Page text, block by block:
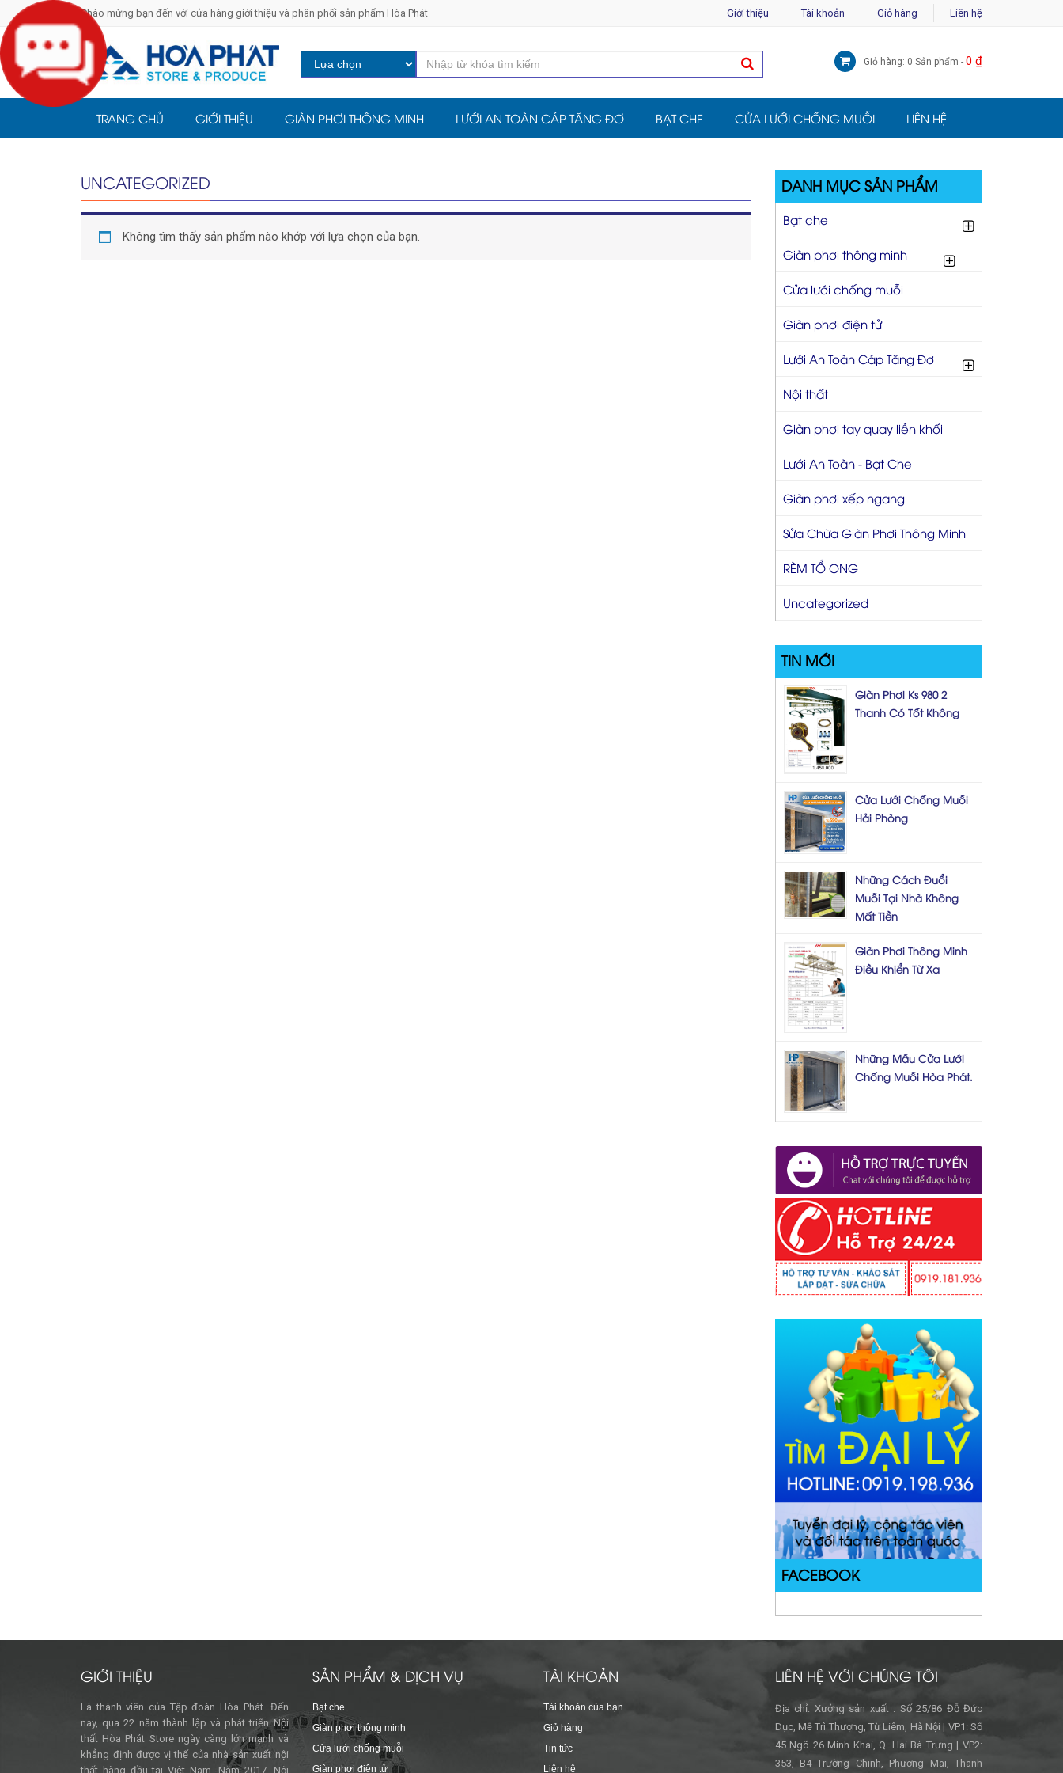
Chào mừng bạn đến với cửa hàng giới thiệu và phân phối sản phẩm Hòa Phát Giới thiệu Tài khoản Giỏ hàng Liên hệ
Giỏ hàng: 0 Sản phẩm - 0 ₫
TRANG CHỦ GIỚI THIỆU GIÀN PHƠI THÔNG MINH LƯỚI AN TOÀN CÁP TĂNG ĐƠ BẠT CHE CỬA LƯỚI CHỐNG MUỖI LIÊN HỆ
UNCATEGORIZED
Không tìm thấy sản phẩm nào khớp với lựa chọn của bạn.
DANH MỤC SẢN PHẨM
Bạt che
Giàn phơi thông minh
Cửa lưới chống muỗi
Giàn phơi điện tử
Lưới An Toàn Cáp Tăng Đơ
Nội thất
Giàn phơi tay quay liền khối
Lưới An Toàn - Bạt Che
Giàn phơi xếp ngang
Sửa Chữa Giàn Phơi Thông Minh
RÈM TỔ ONG
Uncategorized
TIN MỚI
Giàn Phơi Ks 980 2
Thanh Có Tốt Không
Cửa Lưới Chống Muỗi
Hải Phòng
Những Cách Đuổi
Muỗi Tại Nhà Không
Mất Tiền
Giàn Phơi Thông Minh
Điều Khiển Từ Xa
Những Mẫu Cửa Lưới
Chống Muỗi Hòa Phát.
FACEBOOK
GIỚI THIỆU
Là thành viên của Tập đoàn Hòa Phát. Đến
nay, qua 22 năm thành lập và phát triển Nội
thất Hòa Phát Store ngày càng lớn mạnh và
khẳng định được vị thế của nhà sản xuất nội
thất hàng đầu tại Việt Nam. Năm 2017, Nội
SẢN PHẨM & DỊCH VỤ
Bạt che
Giàn phơi thông minh
Cửa lưới chống muỗi
Giàn phơi điện tử
TÀI KHOẢN
Tài khoản của bạn
Giỏ hàng
Tin tức
Liên hệ
LIÊN HỆ VỚI CHÚNG TÔI
Địa chỉ: Xưởng sản xuất : Số 25/86 Đỗ Đức
Dục, Mễ Trì Thượng, Từ Liêm, Hà Nội | VP1: Số
45 Ngõ 26 Minh Khai, Q. Hai Bà Trưng | VP2:
353, B4 Trường Chinh, Phương Mai, Thanh